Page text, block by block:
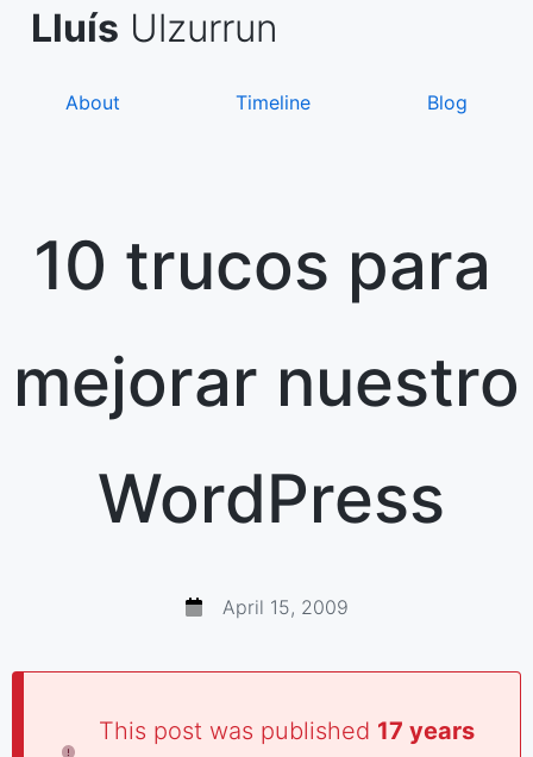
SkipLluís Ulzurrun
About Timeline Blog
10 trucos para
mejorar nuestro
WordPress
April 15, 2009
This post was published 17 years